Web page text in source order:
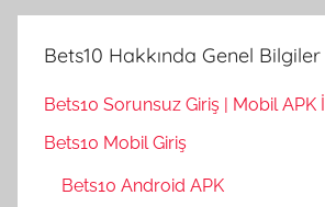
Bets10 Hakkında Genel Bilgiler
Bets10 Sorunsuz Giriş | Mobil APK
Bets10 Mobil Giriş
Bets10 Android APK